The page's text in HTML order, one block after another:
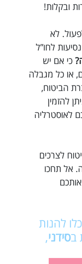
ובקלות!
לא
לחו”ל
כי אם יש
או כל מגבלה
הביטוח,
להזמין
לאוסטרליה
לצרכים
אל תחכו
להנות
בסידני,